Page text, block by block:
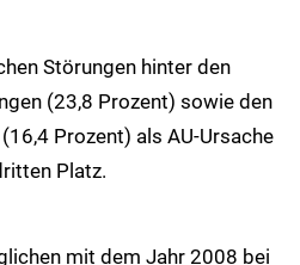
Störungen hinter den
(23,8 Prozent) sowie den
Prozent) als AU-Ursache
Platz.
mit dem Jahr 2008 bei